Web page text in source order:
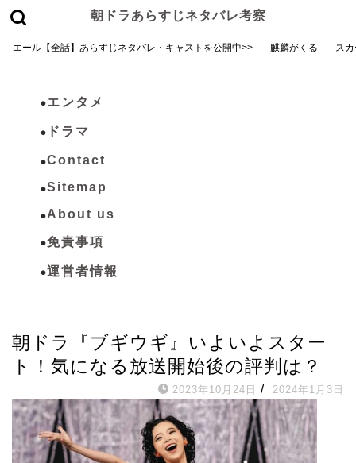
朝ドラあらすじネタバレ考察
エール【全話】あらすじネタバレ・キャストを公開中>> 麒麟がくる ス
エンタメ
ドラマ
Contact
Sitemap
About us
免責事項
運営者情報
朝ドラ『ブギウギ』いよいよスター
ト！気になる放送開始後の評判は？
2023年10月24日 / 2024年1月3日